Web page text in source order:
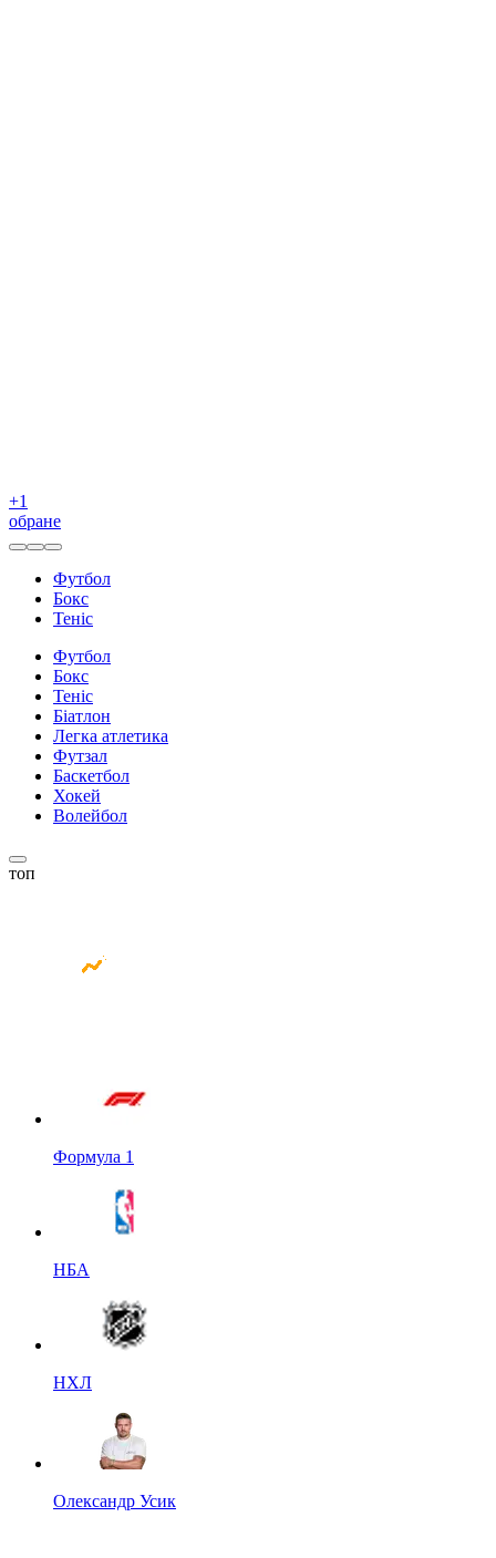
+1
обране
Футбол
Бокс
Теніс
Футбол
Бокс
Теніс
Біатлон
Легка атлетика
Футзал
Баскетбол
Хокей
Волейбол
топ
Формула 1
НБА
НХЛ
Олександр Усик